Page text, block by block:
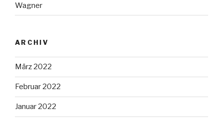
Wagner
ARCHIV
März 2022
Februar 2022
Januar 2022